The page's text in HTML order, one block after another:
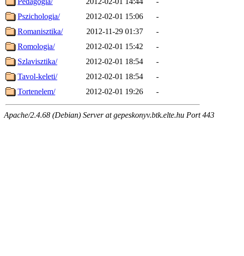
Pszichologia/
2012-02-01 15:06
-
Romanisztika/
2012-11-29 01:37
-
Romologia/
2012-02-01 15:42
-
Szlavisztika/
2012-02-01 18:54
-
Tavol-keleti/
2012-02-01 18:54
-
Tortenelem/
2012-02-01 19:26 -
Apache/2.4.68 (Debian) Server at gepeskonyv.btk.elte.hu Port 443